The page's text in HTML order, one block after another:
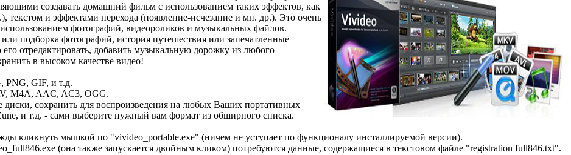
создавать домашний фильм с использованием таких эффектов, как
текстом и эффектами перехода (появление-исчезание и мн. др.). Это очень
фотографий, видеороликов и музыкальных файлов.
подборка фотографий, история путешествия или запечатленные
отредактировать, добавить музыкальную дорожку из любого
в высоком качестве видео!
PNG, GIF, и т.д.
M4A, AAC, AC3, OGG.
диски, сохранить для воспроизведения на любых Ваших портативных
и т.д. - сами выберите нужный вам формат из обширного списка.
кликнуть мышкой по "vivideo_portable.exe" (ничем не уступает по функционалу инсталлируемой версии).
(она также запускается двойным кликом) потребуются данные, содержащиеся в текстовом файле "registration full846.txt".